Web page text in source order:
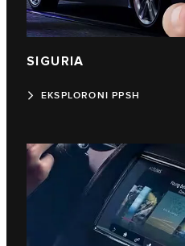
SIGURIA
EKSPLORONI PPSH